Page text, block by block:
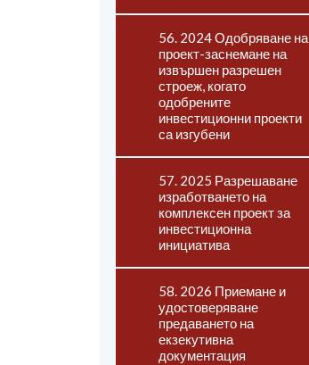
56. 2024 Одобряване на
проект-заснемане на
извършен разрешен
строеж, когато
одобрените
инвестиционни проекти
са изгубени
57. 2025 Разрешаване
изработването на
комплексен проект за
инвестиционна
инициатива
58. 2026 Приемане и
удостоверяване
предаването на
екзекутивна
документация